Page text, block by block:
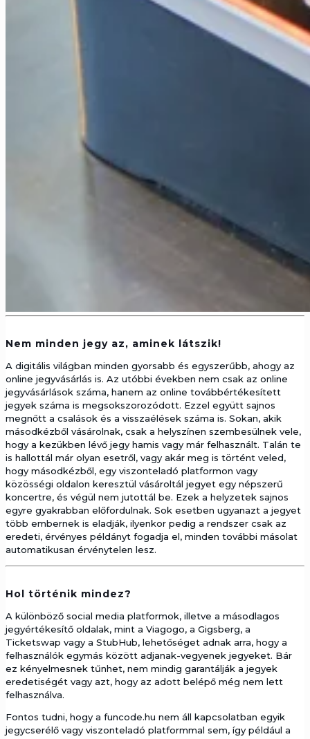
Nem minden jegy az, aminek látszik!
A digitális világban minden gyorsabb és egyszerűbb, ahogy az
online jegyvásárlás is. Az utóbbi években nem csak az online
jegyvásárlások száma, hanem az online továbbértékesített
jegyek száma is megsokszorozódott. Ezzel együtt sajnos
megnőtt a csalások és a visszaélések száma is. Sokan, akik
másodkézből vásárolnak, csak a helyszínen szembesülnek vele,
hogy a kezükben lévő jegy hamis vagy már felhasznált. Talán te
is hallottál már olyan esetről, vagy akár meg is történt veled,
hogy másodkézből, egy viszonteladó platformon vagy
közösségi oldalon keresztül vásároltál jegyet egy népszerű
koncertre, és végül nem jutottál be. Ezek a helyzetek sajnos
egyre gyakrabban előfordulnak. Sok esetben ugyanazt a jegyet
több embernek is eladják, ilyenkor pedig a rendszer csak az
eredeti, érvényes példányt fogadja el, minden további másolat
automatikusan érvénytelen lesz.
Hol történik mindez?
A különböző social media platformok, illetve a másodlagos
jegyértékesítő oldalak, mint a Viagogo, a Gigsberg, a
Ticketswap vagy a StubHub, lehetőséget adnak arra, hogy a
felhasználók egymás között adjanak-vegyenek jegyeket. Bár
ez kényelmesnek tűnhet, nem mindig garantálják a jegyek
eredetiségét vagy azt, hogy az adott belépő még nem lett
felhasználva.
Fontos tudni, hogy a funcode.hu nem áll kapcsolatban egyik
jegycserélő vagy viszonteladó platformmal sem, így például a